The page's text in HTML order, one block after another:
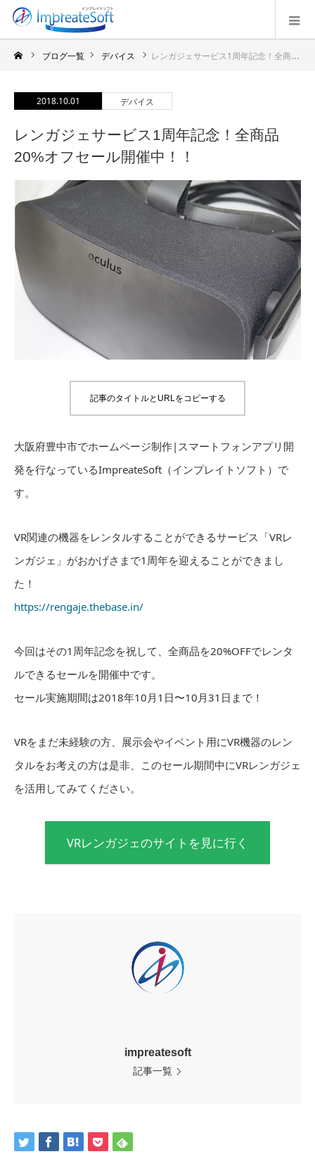
ブログ一覧 デバイス レンガジェサービス1周年記念！全商品20%オフセール開催中！！
2018.10.01 デバイス
レンガジェサービス1周年記念！全商品
20%オフセール開催中！！
記事のタイトルとURLをコピーする
大阪府豊中市でホームページ制作|スマートフォンアプリ開
発を行なっているImpreateSoft（インプレイトソフト）で
す。
VR関連の機器をレンタルすることができるサービス「VRレ
ンガジェ」がおかげさまで1周年を迎えることができまし
た！
https://rengaje.thebase.in/
今回はその1周年記念を祝して、全商品を20%OFFでレンタ
ルできるセールを開催中です。
セール実施期間は2018年10月1日〜10月31日まで！
VRをまだ未経験の方、展示会やイベント用にVR機器のレン
タルをお考えの方は是非、このセール期間中にVRレンガジェ
を活用してみてください。
VRレンガジェのサイトを見に行く
impreatesoft
記事一覧